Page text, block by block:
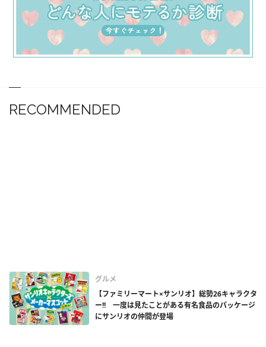
RECOMMENDED
グルメ
【ファミリーマート×サンリオ】総勢26キャラクタ
ー!! 一度は見たことがある有名食品のパッケージ
にサンリオの仲間が登場